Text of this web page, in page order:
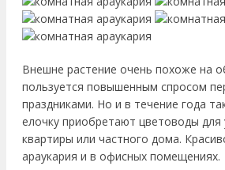
Внешне растение очень похоже на
пользуется повышенным спросом
праздниками. Но и в течение года
елочку приобретают цветоводы для
квартиры или частного дома.
араукария и в офисных помещениях.